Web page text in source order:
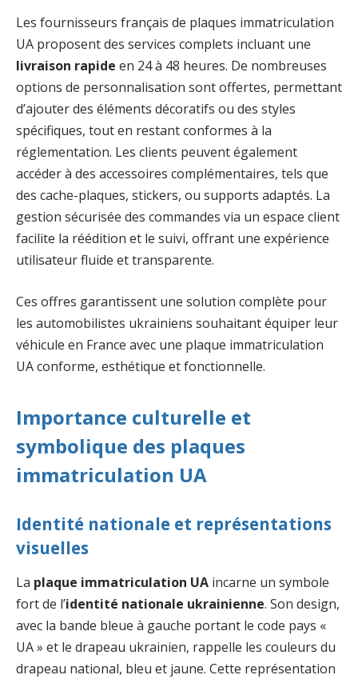
Les fournisseurs français de plaques immatriculation
UA proposent des services complets incluant une
livraison rapide en 24 à 48 heures. De nombreuses
options de personnalisation sont offertes, permettant
d’ajouter des éléments décoratifs ou des styles
spécifiques, tout en restant conformes à la
réglementation. Les clients peuvent également
accéder à des accessoires complémentaires, tels que
des cache-plaques, stickers, ou supports adaptés. La
gestion sécurisée des commandes via un espace client
facilite la réédition et le suivi, offrant une expérience
utilisateur fluide et transparente.
Ces offres garantissent une solution complète pour
les automobilistes ukrainiens souhaitant équiper leur
véhicule en France avec une plaque immatriculation
UA conforme, esthétique et fonctionnelle.
Importance culturelle et
symbolique des plaques
immatriculation UA
Identité nationale et représentations
visuelles
La plaque immatriculation UA incarne un symbole
fort de l’identité nationale ukrainienne. Son design,
avec la bande bleue à gauche portant le code pays «
UA » et le drapeau ukrainien, rappelle les couleurs du
drapeau national, bleu et jaune. Cette représentation